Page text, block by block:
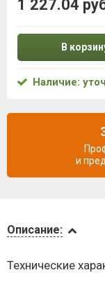
Описание:
Технические
1 227.04
В
Наличие:
и